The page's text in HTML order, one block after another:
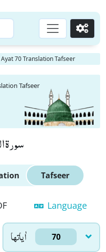
Go
70 Translation Tafseer
Tafseer
سورة
Tafseer
Language
اٰياتها 70